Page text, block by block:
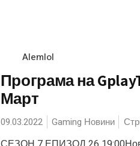
Alemlol
Програма на
Март
09.03.2022 Gaming Новини